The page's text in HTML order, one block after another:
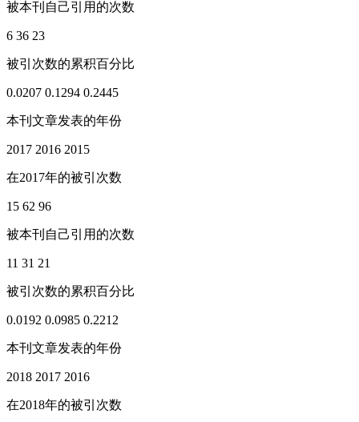
被本刊自己引用的次数
6 36 23
被引次数的累积百分比
0.0207 0.1294 0.2445
本刊文章发表的年份
2017 2016 2015
在2017年的被引次数
15 62 96
被本刊自己引用的次数
11 31 21
被引次数的累积百分比
0.0192 0.0985 0.2212
本刊文章发表的年份
2018 2017 2016
在2018年的被引次数